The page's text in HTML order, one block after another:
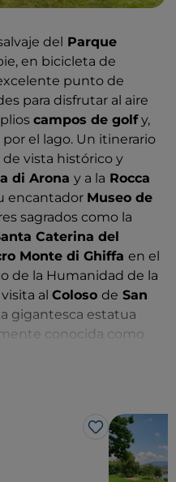
del Parque
en bicicleta de
punto de
para disfrutar al aire
campos de golfy,
por el lago. Un itinerario
vista histórico y
di Arona y a la Rocca
encantador Museo de
sagrados como la
Caterina del
Monte di Ghiffa en el
de la Humanidad de la
al Coloso de San
gigantesca estatua
conocida como
Me gusta